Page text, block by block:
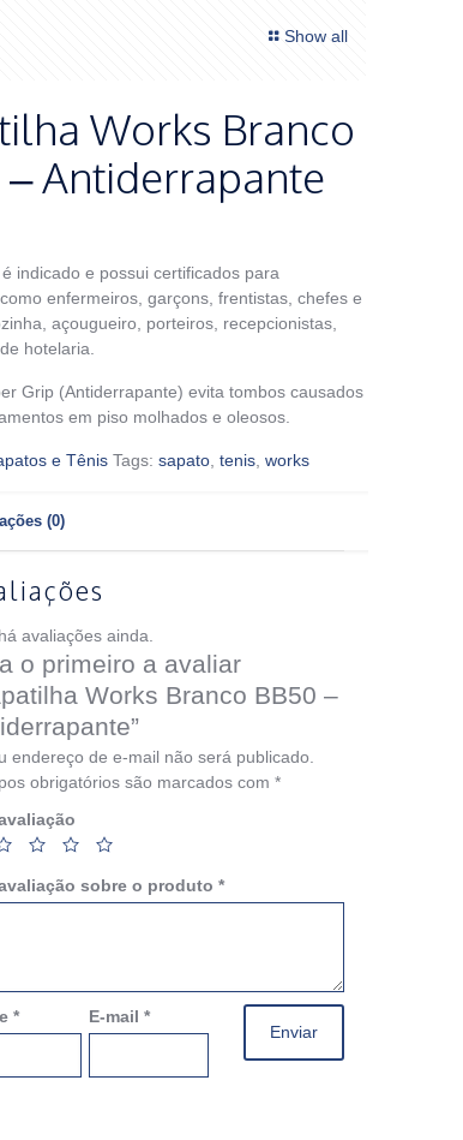
Show all
Works Branco
– Antiderrapante
indicado e possui certificados para
enfermeiros, garçons, frentistas, chefes e
açougueiro, porteiros, recepcionistas,
hotelaria.
Grip (Antiderrapante) evita tombos causados
em piso molhados e oleosos.
e Tênis Tags:sapato ,tenis ,works
(0)
avaliações ainda.
o primeiro a avaliar
Works Branco BB50 –
endereço de e-mail não será publicado.
obrigatórios são marcados com*
sobre o produto*
* E-mail*